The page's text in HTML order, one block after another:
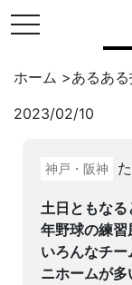
toggle
ホーム >あるあ
2023/02/10
神戸・阪神
土日ともな
年野球の練習
いろんなチ
ニホームが